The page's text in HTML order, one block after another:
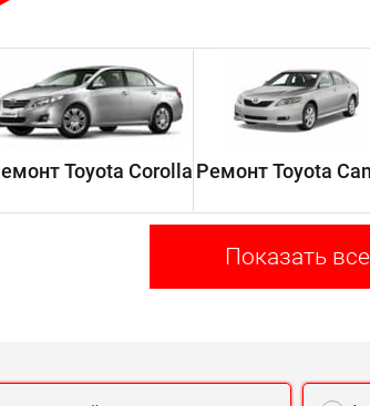
Toyota Corolla Ремонт Toyota
Показать все